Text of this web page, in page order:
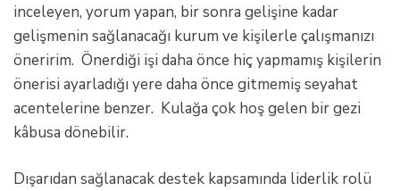
inceleyen, yorum yapan, bir sonra gelişine kadar
gelişmenin sağlanacağı kurum ve kişilerle çalışmanızı
öneririm. Önerdiği işi daha önce hiç yapmamış kişilerin
önerisi ayarladığı yere daha önce gitmemiş seyahat
acentelerine benzer. Kulağa çok hoş gelen bir gezi
kâbusa dönebilir.
Dışarıdan sağlanacak destek kapsamında liderlik rolü